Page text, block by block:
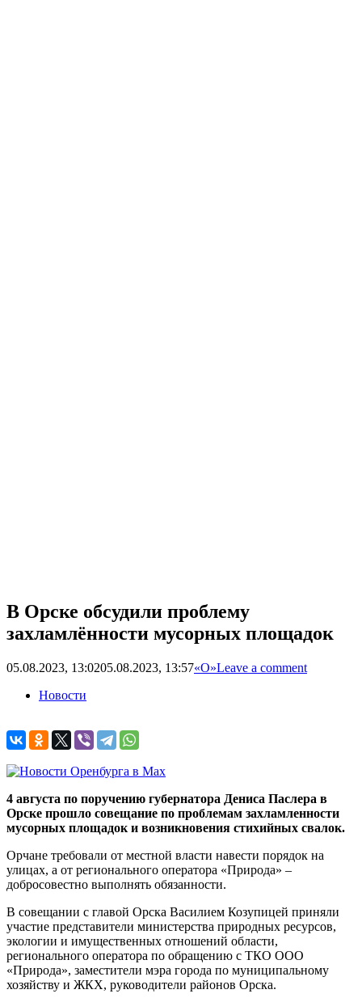
В Орске обсудили проблему
захламлённости мусорных площадок
05.08.2023, 13:0205.08.2023, 13:57«О»Leave a comment
Новости
4 августа по поручению губернатора Дениса Паслера в
Орске прошло совещание по проблемам захламленности
мусорных площадок и возникновения стихийных свалок.
Орчане требовали от местной власти навести порядок на
улицах, а от регионального оператора «Природа» –
добросовестно выполнять обязанности.
В совещании с главой Орска Василием Козупицей приняли
участие представители министерства природных ресурсов,
экологии и имущественных отношений области,
регионального оператора по обращению с ТКО ООО
«Природа», заместители мэра города по муниципальному
хозяйству и ЖКХ, руководители районов Орска.